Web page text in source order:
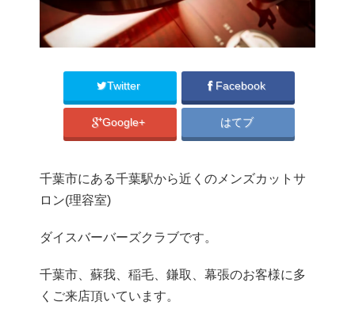
Twitter Facebook
Google+ はてブ
千葉市にある千葉駅から近くのメンズカットサ
ロン(理容室)
ダイスバーバーズクラブです。
千葉市、蘇我、稲毛、鎌取、幕張のお客様に多
くご来店頂いています。